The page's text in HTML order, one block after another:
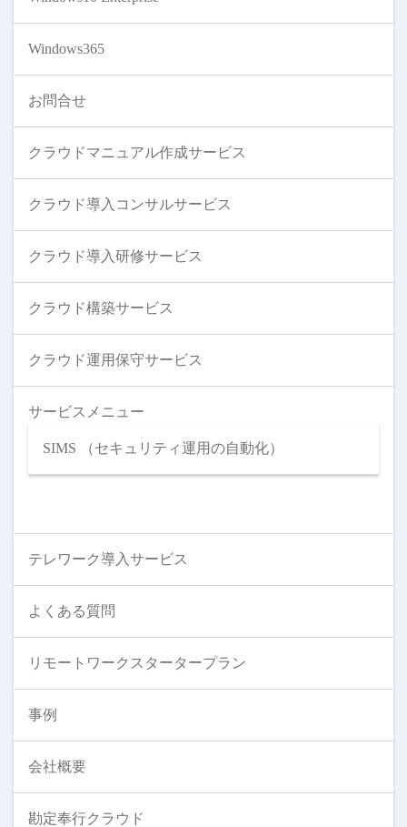
Windows365
お問合せ
クラウドマニュアル作成サービス
クラウド導入コンサルサービス
クラウド導入研修サービス
クラウド構築サービス
クラウド運用保守サービス
サービスメニュー
SIMS （セキュリティ運用の自動化）
テレワーク導入サービス
よくある質問
リモートワークスタータープラン
事例
会社概要
勘定奉行クラウド